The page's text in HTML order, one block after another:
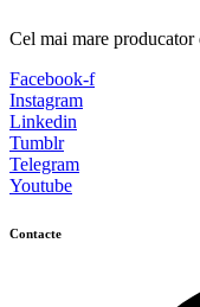
Cel mai mare
Facebook-f
Instagram
Linkedin
Tumblr
Telegram
Youtube
Contacte